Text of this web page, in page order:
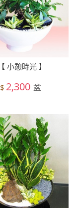
【 小憩時光 】
$ 2,300 盆